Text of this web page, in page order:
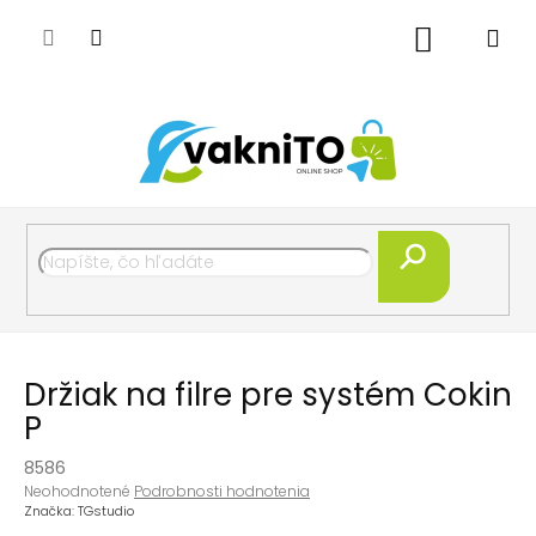
Hľadať
Nákupný
Držiak na filre pre systém Cokin
P
8586
Priemerné
hodnotenie
Neohodnotené Podrobnosti hodnotenia
Značka:TGstudio